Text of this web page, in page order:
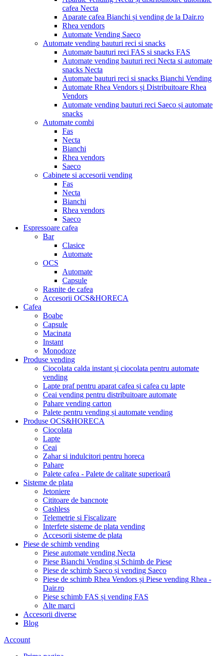
cafea Necta
Aparate cafea Bianchi și vending de la Dair.ro
Rhea vendors
Automate Vending Saeco
Automate vending bauturi reci si snacks
Automate bauturi reci FAS si snacks FAS
Automate vending bauturi reci Necta si automate
snacks Necta
Automate bauturi reci si snacks Bianchi Vending
Automate Rhea Vendors și Distribuitoare Rhea
Vendors
Automate vending bauturi reci Saeco și automate
snacks
Automate combi
Fas
Necta
Bianchi
Rhea vendors
Saeco
Cabinete si accesorii vending
Fas
Necta
Bianchi
Rhea vendors
Saeco
Espressoare cafea
Bar
Clasice
Automate
OCS
Automate
Capsule
Rasnite de cafea
Accesorii OCS&HORECA
Cafea
Boabe
Capsule
Macinata
Instant
Monodoze
Produse vending
Ciocolata calda instant și ciocolata pentru automate
vending
Lapte praf pentru aparat cafea și cafea cu lapte
Ceai vending pentru distribuitoare automate
Pahare vending carton
Palete pentru vending și automate vending
Produse OCS&HORECA
Ciocolata
Lapte
Ceai
Zahar si indulcitori pentru horeca
Pahare
Palete cafea - Palete de calitate superioară
Sisteme de plata
Jetoniere
Cititoare de bancnote
Cashless
Telemetrie si Fiscalizare
Interfete sisteme de plata vending
Accesorii sisteme de plata
Piese de schimb vending
Piese automate vending Necta
Piese Bianchi Vending și Schimb de Piese
Piese de schimb Saeco și vending Saeco
Piese de schimb Rhea Vendors și Piese vending Rhea -
Dair.ro
Piese schimb FAS și vending FAS
Alte marci
Accesorii diverse
Blog
Account